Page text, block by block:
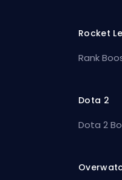
Rocket
Rank
Dota 2
Dota 2